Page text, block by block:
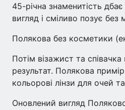
45-річна знаменитість
вигляд і сміливо позує без
Полякова без косметики
Потім візажист та
результат. Полякова
кольорові лінзи для очей
Оновлений вигляд